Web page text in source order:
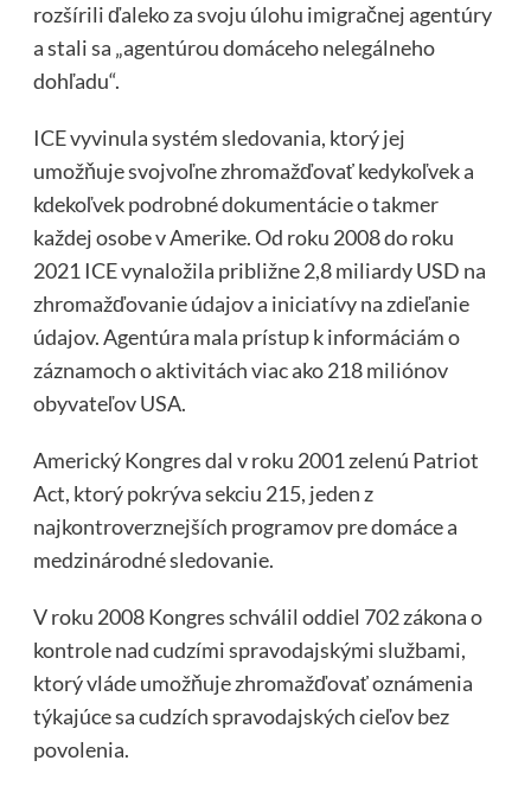
rozšírili ďaleko za svoju úlohu imigračnej agentúry
a stali sa „agentúrou domáceho nelegálneho
dohľadu“.
ICE vyvinula systém sledovania, ktorý jej
umožňuje svojvoľne zhromažďovať kedykoľvek a
kdekoľvek podrobné dokumentácie o takmer
každej osobe v Amerike. Od roku 2008 do roku
2021 ICE vynaložila približne 2,8 miliardy USD na
zhromažďovanie údajov a iniciatívy na zdieľanie
údajov. Agentúra mala prístup k informáciám o
záznamoch o aktivitách viac ako 218 miliónov
obyvateľov USA.
Americký Kongres dal v roku 2001 zelenú Patriot
Act, ktorý pokrýva sekciu 215, jeden z
najkontroverznejších programov pre domáce a
medzinárodné sledovanie.
V roku 2008 Kongres schválil oddiel 702 zákona o
kontrole nad cudzími spravodajskými službami,
ktorý vláde umožňuje zhromažďovať oznámenia
týkajúce sa cudzích spravodajských cieľov bez
povolenia.